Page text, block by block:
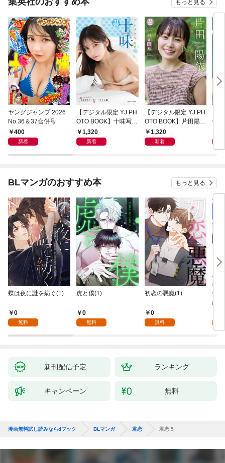
もっと見る
ヤングジャンプ 2026
No.36＆37合併号
400
新着
【デジタル限定 YJ PH
OTO BOOK】十味写真
集「続・『ぽみ』！？
どこでもトレイン・ベ
1,320
新着
【デジタル限定 YJ PH
OTO BOOK】片田陽依
写真集「羽色日和」
1,320
新着
リ」
BLマンガのおすすめ本 もっと見る
蝶は夜に謎を紡ぐ(1)
0
無料
虎と僕(1)
0
無料
初恋の悪魔(1)
0
無料
齢
新刊配信予定 ランキング
キャンペーン 無料
漫画無料試し読みならdブック BLマンガ 君恋 君恋 5